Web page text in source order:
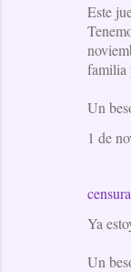
Este
familia
Un
1 de
Ya
Un